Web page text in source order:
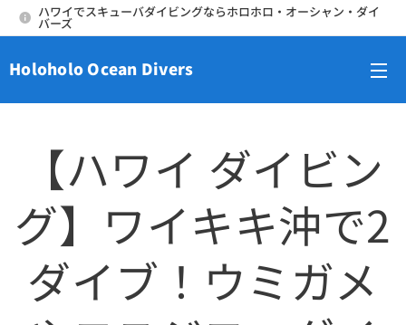
ハワイでスキューバダイビングならホロホロ・オーシャン・ダイ
バーズ
Holoholo Ocean Divers
【ハワイ ダイビン
グ】ワイキキ沖で2
ダイブ！ウミガメ